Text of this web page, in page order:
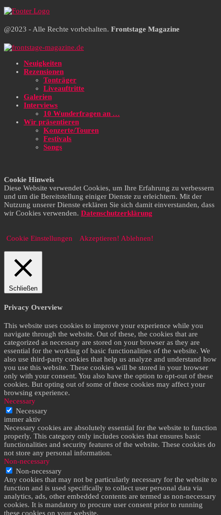
@2023 - Alle Rechte vorbehalten. Frontstage Magazine
Neuigkeiten
Rezensionen
Tonträger
Liveauftritte
Galerien
Interviews
10 Wunderfragen an …
Wir präsentieren
Konzerte/Touren
Festivals
Songs
Cookie Hinweis
Diese Website verwendet Cookies, um Ihre Erfahrung zu verbessern
und um die Bereitstellung einiger Dienste zu erleichtern. Mit der
Nutzung unserer Dienste erklären Sie sich damit einverstanden, dass
wir Cookies verwenden. Datenschutzerklärung
Cookie Einstellungen Akzeptieren! Ablehnen!
Schließen
Privacy Overview
This website uses cookies to improve your experience while you
navigate through the website. Out of these, the cookies that are
categorized as necessary are stored on your browser as they are
essential for the working of basic functionalities of the website. We
also use third-party cookies that help us analyze and understand how
you use this website. These cookies will be stored in your browser
only with your consent. You also have the option to opt-out of these
cookies. But opting out of some of these cookies may affect your
browsing experience.
Necessary
Necessary
immer aktiv
Necessary cookies are absolutely essential for the website to function
properly. This category only includes cookies that ensures basic
functionalities and security features of the website. These cookies do
not store any personal information.
Non-necessary
Non-necessary
Any cookies that may not be particularly necessary for the website to
function and is used specifically to collect user personal data via
analytics, ads, other embedded contents are termed as non-necessary
cookies. It is mandatory to procure user consent prior to running
these cookies on your website.